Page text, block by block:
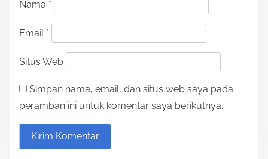
Nama *
Email *
Situs Web
Simpan nama, email, dan situs web saya pada
peramban ini untuk komentar saya berikutnya.